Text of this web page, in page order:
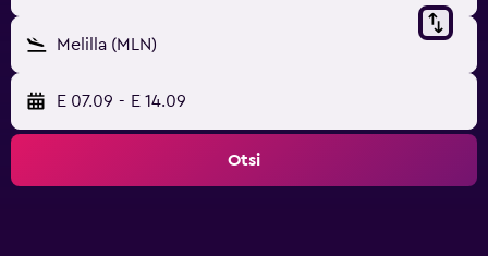
Melilla (MLN)
E 07.09 - E 14.09
Otsi